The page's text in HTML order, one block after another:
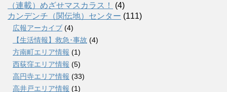
（連載）めざせマスカラス！
(4)
カンデンチ（関伝地）センター (111)
広報アーカイブ (4)
【生活情報】救急･事故 (4)
方南町エリア情報 (1)
西荻窪エリア情報 (5)
高円寺エリア情報 (33)
高井戸エリア情報 (1)